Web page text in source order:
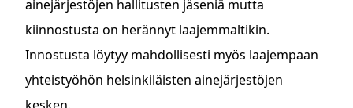
ainejärjestöjen hallitusten jäseniä mutta
kiinnostusta on herännyt laajemmaltikin.
Innostusta löytyy mahdollisesti myös laajempaan
yhteistyöhön helsinkiläisten ainejärjestöjen